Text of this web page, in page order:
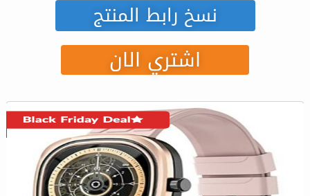
نسخ رابط المنتج
اشتري الان